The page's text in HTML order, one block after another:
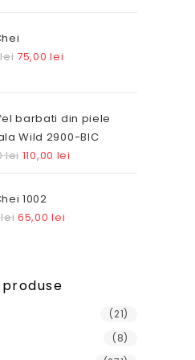
lei Prețul
fost:
97,00 lei.
75,00lei
75,00 lei.
barbati din piele
Wild 2900-BIC
lei Prețul
a
fost:
110,00 lei
1002
lei Prețul
fost:
65,00lei
(21)
(8)